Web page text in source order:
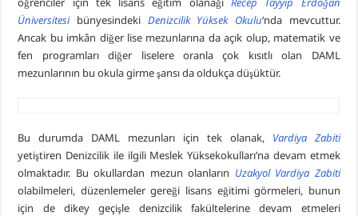
Üniversitesibünyesindeki Denizcilik Yüksek Okulu‘nda mevcuttur.
Ancak bu imkân diğer lise mezunlarına da açık olup, matematik ve
fen programları diğer liselere oranla çok kısıtlı olan DAML
mezunlarının bu okula girme şansı da oldukça düşüktür.
Bu durumda DAML mezunları için tek olanak, Vardiya Zabiti
yetiştiren Denizcilik ile ilgili Meslek Yüksekokulları’na devam etmek
olmaktadır. Bu okullardan mezun olanların Uzakyol Vardiya Zabiti
olabilmeleri, düzenlemeler gereği lisans eğitimi görmeleri, bunun
için de dikey geçişle denizcilik fakültelerine devam etmeleri